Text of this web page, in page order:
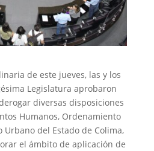
de este jueves, las y los
Legislatura aprobaron
diversas disposiciones
Humanos, Ordenamiento
del Estado de Colima,
el ámbito de aplicación de